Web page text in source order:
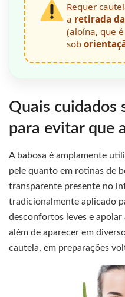
Requer
a retirada
(aloína, que
sob
Quais cuidados
para evitar que
A babosa é amplamente
pele quanto em rotinas de
transparente presente no
tradicionalmente aplicado
desconfortos leves e apoiar
além de aparecer em
cautela, em preparações